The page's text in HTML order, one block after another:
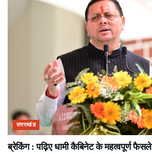
उत्तराखंड
ब्रेकिंग : पढ़िए धामी कैबिनेट के महत्वपूर्ण फैसले